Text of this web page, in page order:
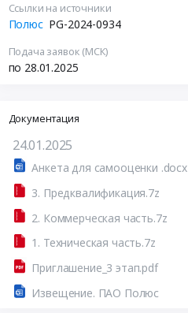
Ссылки на источники
Полюс PG-2024-0934
Подача заявок (МСК)
по 28.01.2025
Документация
24.01.2025
Анкета для самооценки .docx
3. Предквалификация.7z
2. Коммерческая часть.7z
1. Техническая часть.7z
Приглашение_3 этап.pdf
Извещение. ПАО Полюс